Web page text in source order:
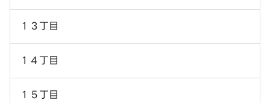
１３丁目
１４丁目
１５丁目